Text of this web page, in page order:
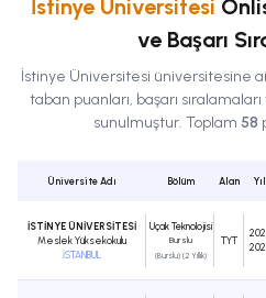
İstinye Üniversitesi
ve Başarı
İstinye Üniversitesi üniversitesine
taban puanları, başarı
sunulmuştur. Toplam 58
Üniversite Adı Bölüm Alan Yıl
İSTİNYE ÜNİVERSİTESİ
Meslek Yüksekokulu
İSTANBUL
Uçak Teknolojisi
Burslu
(Burslu) (2 Yıllık)
TYT